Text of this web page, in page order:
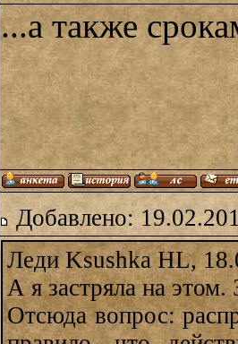
...а также
Добавлено:
Леди Ksushka HL,
А я застряла на
Отсюда вопрос: